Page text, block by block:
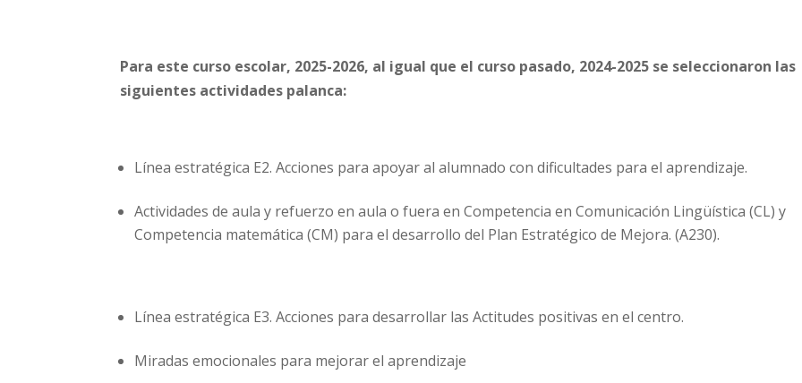
Para este curso escolar, 2025-2026, al igual que el curso pasado, 2024-2025 se seleccionaron las
siguientes actividades palanca:
Línea estratégica E2. Acciones para apoyar al alumnado con dificultades para el aprendizaje.
Actividades de aula y refuerzo en aula o fuera en Competencia en Comunicación Lingüística (CL) y
Competencia matemática (CM) para el desarrollo del Plan Estratégico de Mejora. (A230).
Línea estratégica E3. Acciones para desarrollar las Actitudes positivas en el centro.
Miradas emocionales para mejorar el aprendizaje